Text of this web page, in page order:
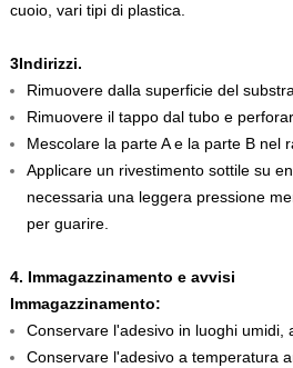
cuoio, vari tipi di plastica.
3Indirizzi.
Rimuovere dalla superficie del
Rimuovere il tappo dal tubo e
Mescolare la parte A e la parte B nel
Applicare un rivestimento sottile su
necessaria una leggera pressione
per guarire.
4. Immagazzinamento e avvisi
Immagazzinamento:
Conservare l'adesivo in luoghi umidi,
Conservare l'adesivo a temperatura